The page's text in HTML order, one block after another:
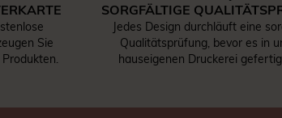
Sie
SORGFÄLTIGE
Jedes Design durchläuft eine
Qualitätsprüfung, bevor es in
hauseigenen Druckerei